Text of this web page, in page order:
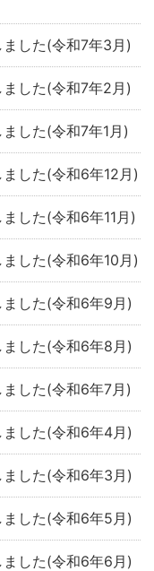
した(令和7年3月)
した(令和7年2月)
した(令和7年1月)
した(令和6年12月)
した(令和6年11月)
した(令和6年10月)
した(令和6年9月)
した(令和6年8月)
した(令和6年7月)
した(令和6年4月)
した(令和6年3月)
した(令和6年5月)
した(令和6年6月)